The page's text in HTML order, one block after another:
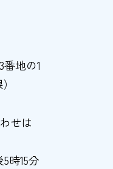
地の1
せは
時15分